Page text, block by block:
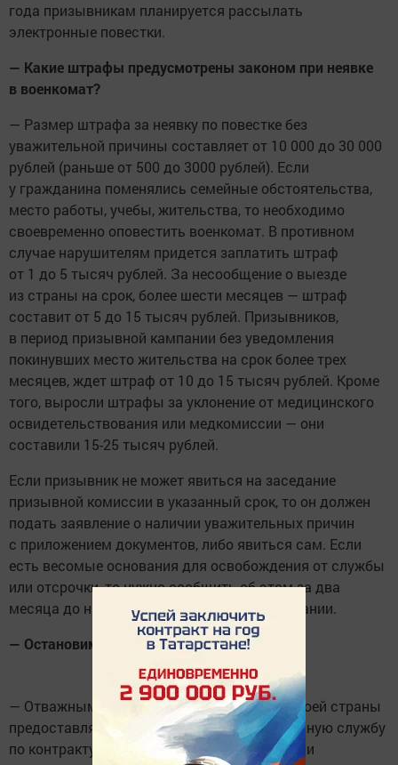
года призывникам планируется рассылать
электронные повестки.
— Какие штрафы предусмотрены законом при неявке
в военкомат?
— Размер штрафа за неявку по повестке без
уважительной причины составляет от 10 000 до 30 000
рублей (раньше от 500 до 3000 рублей). Если
у гражданина поменялись семейные обстоятельства,
место работы, учебы, жительства, то необходимо
своевременно оповестить военкомат. В противном
случае нарушителям придется заплатить штраф
от 1 до 5 тысяч рублей. За несообщение о выезде
из страны на срок, более шести месяцев — штраф
составит от 5 до 15 тысяч рублей. Призывников,
в период призывной кампании без уведомления
покинувших место жительства на срок более трех
месяцев, ждет штраф от 10 до 15 тысяч рублей. Кроме
того, выросли штрафы за уклонение от медицинского
освидетельствования или медкомиссии — они
составили 15-25 тысяч рублей.
Если призывник не может явиться на заседание
призывной комиссии в указанный срок, то он должен
подать заявление о наличии уважительных причин
с приложением документов, либо явиться сам. Если
есть весомые основания для освобождения от службы
или отсрочки, то нужно сообщить об этом за два
месяца до начала работы призывной кампании.
— Остановимся на службе по контракту.
— Отважным, мужественным патриотам своей страны
предоставляется возможность пройти военную службу
по контракту. Так, в 12-м Главном управлении